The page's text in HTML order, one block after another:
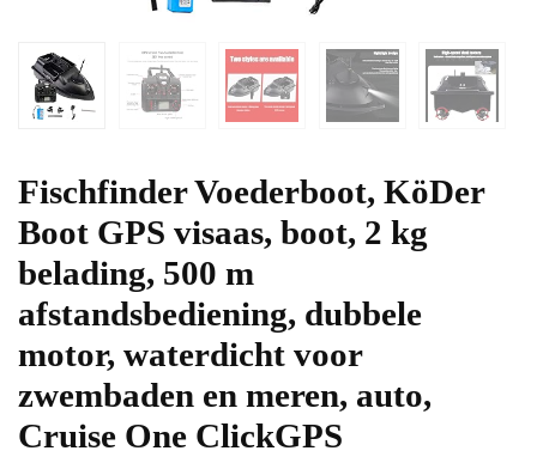
Fischfinder Voederboot, KöDer
Boot GPS visaas, boot, 2 kg
belading, 500 m
afstandsbediening, dubbele
motor, waterdicht voor
zwembaden en meren, auto,
Cruise One ClickGPS